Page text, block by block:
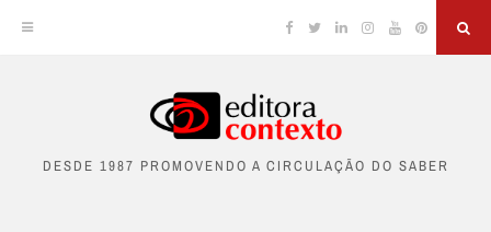
content
Facebook
TwitterLinkedinInstagram
YouTubePinterest
DESDE 1987 PROMOVENDO A CIRCULAÇÃO DO SABER